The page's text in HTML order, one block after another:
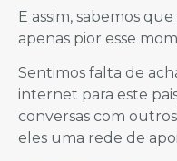
E assim, sabemos
apenas pior esse
Sentimos falta de
internet para este
conversas com
eles uma rede de